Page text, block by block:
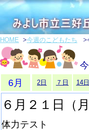
HOME >今週のこどもたち >
6月
2日 ７日 14日
６月２１日（月
体力テスト